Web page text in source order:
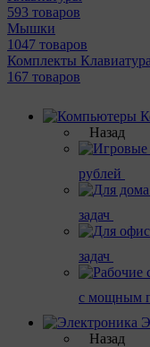
593 товаров
Мышки
1047 товаров
Комплекты
167 товаров
Назад
рублей
задач
задач
с мощным
Назад